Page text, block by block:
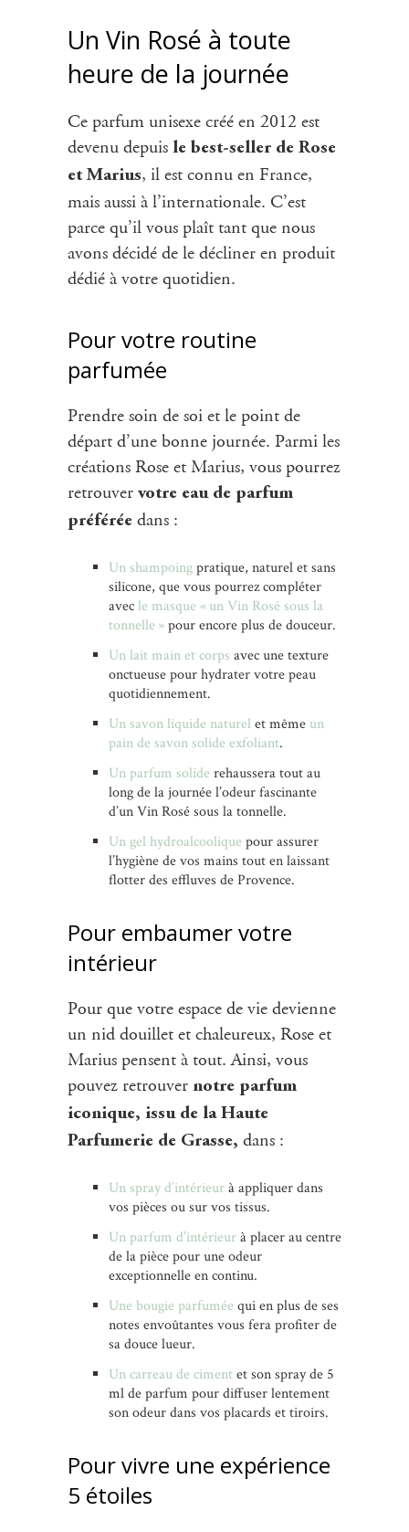
Un Vin Rosé à toute
heure de la journée
Ce parfum unisexe créé en 2012 est
devenu depuis le best-seller de Rose
et Marius, il est connu en France,
mais aussi à l’internationale. C’est
parce qu’il vous plaît tant que nous
avons décidé de le décliner en produit
dédié à votre quotidien.
Pour votre routine
parfumée
Prendre soin de soi et le point de
départ d’une bonne journée. Parmi les
créations Rose et Marius, vous pourrez
retrouver votre eau de parfum
préférée dans :
Un shampoingpratique, naturel et sans
silicone, que vous pourrez compléter
avecle masque « un Vin Rosé sous la
tonnelle »pour encore plus de douceur.
Un lait main et corps avec une texture
onctueuse pour hydrater votre peau
quotidiennement.
Un savon liquide naturelet même un
pain de savon solide exfoliant.
Un parfum solide rehaussera tout au
long de la journée l’odeur fascinante
d’un Vin Rosé sous la tonnelle.
Un gel hydroalcoolique pour assurer
l’hygiène de vos mains tout en laissant
flotter des effluves de Provence.
Pour embaumer votre
intérieur
Pour que votre espace de vie devienne
un nid douillet et chaleureux, Rose et
Marius pensent à tout. Ainsi, vous
pouvez retrouver notre parfum
iconique, issu de la Haute
Parfumerie de Grasse, dans :
Un spray d’intérieurà appliquer dans
vos pièces ou sur vos tissus.
Un parfum d’intérieurà placer au centre
de la pièce pour une odeur
exceptionnelle en continu.
Une bougie parfumée qui en plus de ses
notes envoûtantes vous fera profiter de
sa douce lueur.
Un carreau de cimentet son spray de 5
ml de parfum pour diffuser lentement
son odeur dans vos placards et tiroirs.
Pour vivre une expérience
5 étoiles